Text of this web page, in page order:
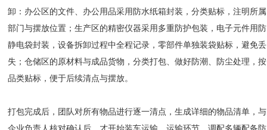
卸：办公区的文件、办公用品采用防水纸箱封装，分类贴标，注明所属
部门与摆放位置；生产区的精密仪器采用多重防护包装，电子元件用防
静电袋封装，设备拆卸过程中全程记录，零部件单独装袋贴标，避免丢
失；仓储区的原材料与成品货物，分类打包、做好防潮、防尘处理，按
品类贴标，便于后续清点与摆放。
打包完成后，团队对所有物品进行逐一清点，生成详细的物品清单，与